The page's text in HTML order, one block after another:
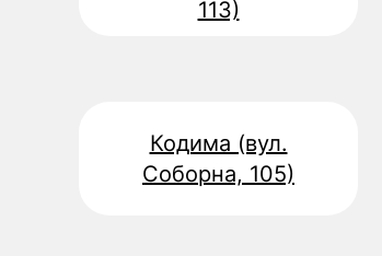
113)
Кодима (вул.
Соборна, 105)